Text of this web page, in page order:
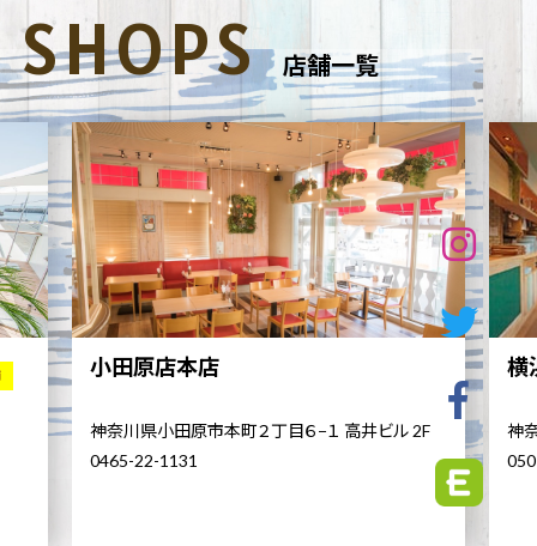
SHOPS 店舗一覧
小田原店本店
神奈川県小田原市本町２丁目６−１ 高井ビル 2F
0465-22-1131
横
神